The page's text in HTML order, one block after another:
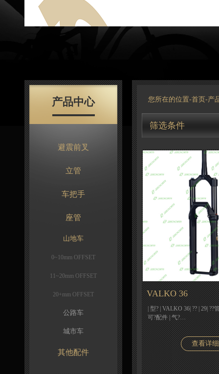
产品中心
避震前叉
立管
车把手
座管
山地车
0~10mm OFFSET
11~20mm OFFSET
20+mm OFFSET
公路车
城市车
其他配件
您所在的位置-首页 -产
筛选条件
VALKO 36
| 型? | VALKO 36| ?? | 29| ??
可?配件 | 气?…
查看详细